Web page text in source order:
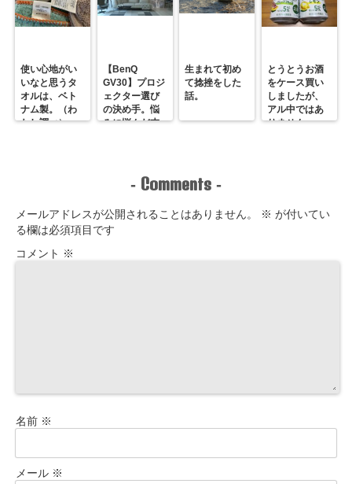
使い心地がい
いなと思うタ
オルは、ベト
ナム製。（わ
たし調べ）
【BenQ
GV30】プロジ
ェクター選び
の決め手。悩
みに悩んだ末
生まれて初め
て捻挫をした
話。
とうとうお酒
をケース買い
しましたが、
アル中ではあ
りません。
- Comments -
メールアドレスが公開されることはありません。 ※ が付いてい
る欄は必須項目です
コメント ※
名前 ※
メール ※